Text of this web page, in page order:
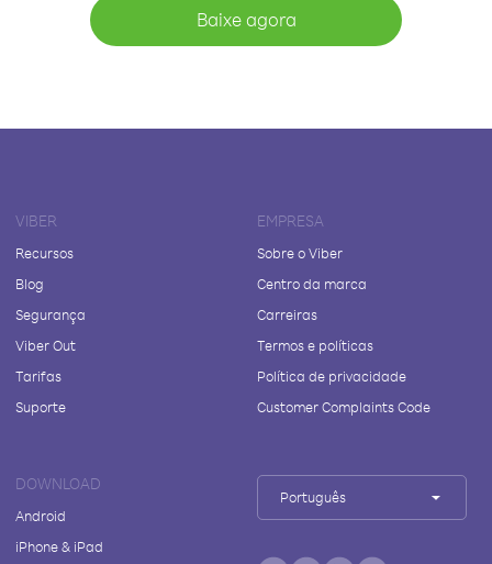
Baixe agora
VIBER
Recursos
Blog
Segurança
Viber Out
Tarifas
Suporte
EMPRESA
Sobre o Viber
Centro da marca
Carreiras
Termos e políticas
Política de privacidade
Customer Complaints Code
DOWNLOAD
Android
iPhone & iPad
Português